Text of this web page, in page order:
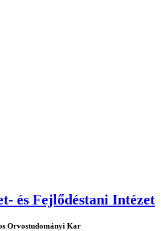
és Fejlődéstani Intézet
Orvostudományi Kar